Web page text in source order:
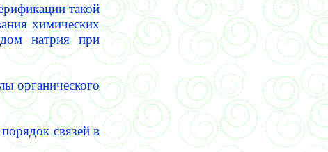
такой
химических
натрия при
органического
связей в